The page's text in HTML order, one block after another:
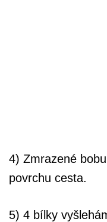
4) Zmrazené
povrchu cesta.
5) 4 bílky